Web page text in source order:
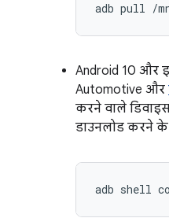
adb pull
Android 10 और
Automotive और
करने वाले
डाउनलोड करने
adb shell